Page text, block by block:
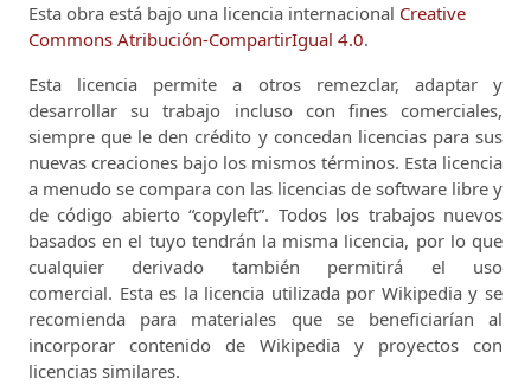
Esta obra está bajo una licencia internacional Creative
Commons Atribución-CompartirIgual 4.0.
Esta licencia permite a otros remezclar, adaptar y
desarrollar su trabajo incluso con fines comerciales,
siempre que le den crédito y concedan licencias para sus
nuevas creaciones bajo los mismos términos. Esta licencia
a menudo se compara con las licencias de software libre y
de código abierto “copyleft”. Todos los trabajos nuevos
basados ​​en el tuyo tendrán la misma licencia, por lo que
cualquier derivado también permitirá el uso
comercial. Esta es la licencia utilizada por Wikipedia y se
recomienda para materiales que se beneficiarían al
incorporar contenido de Wikipedia y proyectos con
licencias similares.